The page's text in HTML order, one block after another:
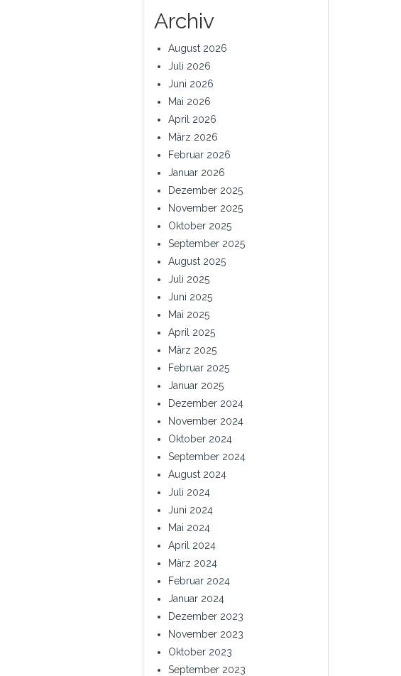
Archiv
August 2026
Juli 2026
Juni 2026
Mai 2026
April 2026
März 2026
Februar 2026
Januar 2026
Dezember 2025
November 2025
Oktober 2025
September 2025
August 2025
Juli 2025
Juni 2025
Mai 2025
April 2025
März 2025
Februar 2025
Januar 2025
Dezember 2024
November 2024
Oktober 2024
September 2024
August 2024
Juli 2024
Juni 2024
Mai 2024
April 2024
März 2024
Februar 2024
Januar 2024
Dezember 2023
November 2023
Oktober 2023
September 2023